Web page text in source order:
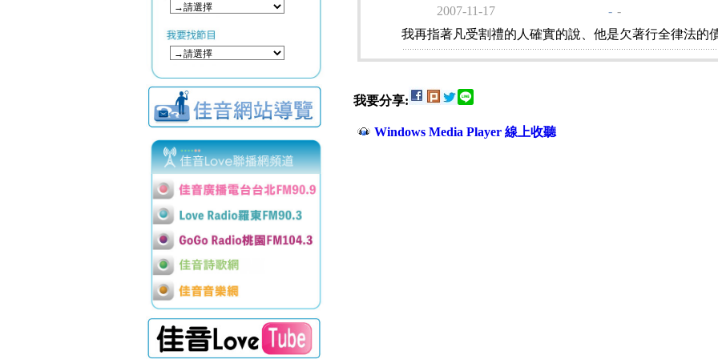
2007-11-17 - -
我再指著凡受割禮的人確實的說、他是欠著行全律法的
我要分享:
Windows Media Player 線上收聽